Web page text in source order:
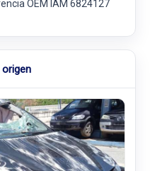
OEM IAM 6824127